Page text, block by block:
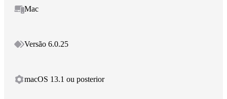
Mac
Versão 6.0.25
macOS 13.1 ou posterior